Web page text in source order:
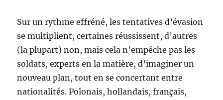
Sur un rythme effréné, les tentatives d’évasion
se multiplient, certaines réussissent, d’autres
(la plupart) non, mais cela n’empêche pas les
soldats, experts en la matière, d’imaginer un
nouveau plan, tout en se concertant entre
nationalités. Polonais, hollandais, français,